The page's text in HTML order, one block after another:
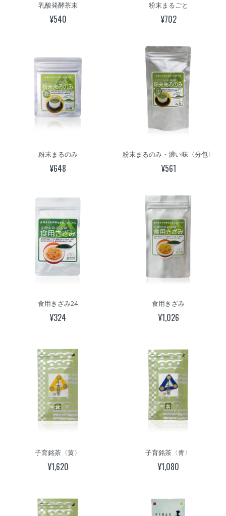
乳酸発酵茶末
¥540
粉末まるごと
¥702
粉末まるのみ
¥648
粉末まるのみ・濃い味〈分包〉
¥561
食用きざみ24
¥324
食用きざみ
¥1,026
子育銘茶〈黄〉
¥1,620
子育銘茶〈青〉
¥1,080